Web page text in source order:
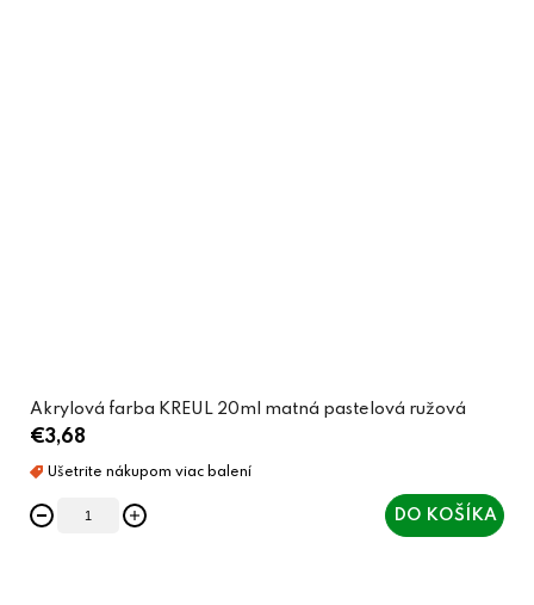
Akrylová farba KREUL 20ml matná pastelová ružová
€3,68
DO KOŠÍKA